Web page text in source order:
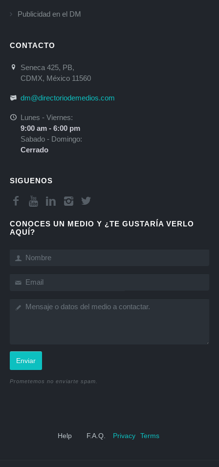
Publicidad en el DM
CONTACTO
Seneca 425, PB,
CDMX, México 11560
dm@directoriodemedios.com
Lunes - Viernes:
9:00 am - 6:00 pm
Sabado - Domingo:
Cerrado
SIGUENOS
CONOCES UN MEDIO Y ¿TE GUSTARÍA VERLO
AQUÍ?
Enviar
Prometemos no enviarte spam.
Help F.A.Q. Privacy Terms